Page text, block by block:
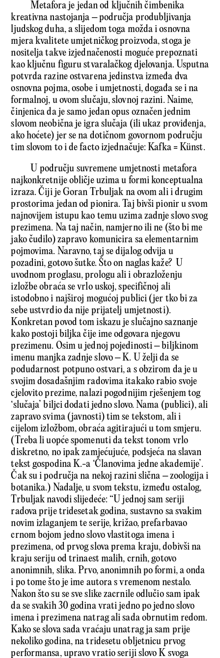
Metafora je jedan od ključnih čimbenika
kreativna nastojanja – područja produbljivanja
ljudskog duha, a slijedom toga možda i osnovna
mjera kvalitete umjetničkog proizvoda, stoga je
nositelja takve izjednačenosti moguće prepoznati
kao ključnu figuru stvaralačkog djelovanja. Usputna
potvrda razine ostvarena jedinstva izmeđa dva
osnovna pojma, osobe i umjetnosti, događa se i na
formalnoj, u ovom slučaju, slovnoj razini. Naime,
činjenica da je samo jedan opus označen jednim
slovom neobična je igra slučaja (ili ukaz proviđenja,
ako hoćete) jer se na dotičnom govornom području
tim slovom to i de facto izjednačuje: Kafka = Künst.
U području suvremene umjetnosti metafora
najkonkretnije obličje uzima u formi konceptualna
izraza. Čiji je Goran Trbuljak na ovom ali i drugim
prostorima jedan od pionira. Taj bivši pionir u svom
najnovijem istupu kao temu uzima zadnje slovo svog
prezimena. Na taj način, namjerno ili ne (što bi me
jako čudilo) zapravo komunicira sa elementarnim
pojmovima. Naravno, taj se dijalog odvija u
pozadini, gotovo šutke. Što on naglas kaže? U
uvodnom proglasu, prologu ali i obrazloženju
izložbe obraća se vrlo uskoj, specifičnoj ali
istodobno i najširoj mogućoj publici (jer tko bi za
sebe ustvrdio da nije prijatelj umjetnosti).
Konkretan povod tom iskazu je slučajno saznanje
kako postoji biljka čije ime odgovara njegovu
prezimenu. Osim u jednoj pojedinosti – biljkinom
imenu manjka zadnje slovo – K. U želji da se
podudarnost potpuno ostvari, a s obzirom da je u
svojim dosadašnjim radovima itakako rabio svoje
cjelovito prezime, nalazi pogodnijim rješenjem tog
‘slučaja’ biljci dodati jedno slovo. Nama (publici), ali
zapravo svima (javnosti) tim se tekstom, ali i
cijelom izložbom, obraća agitirajući u tom smjeru.
(Treba li uopće spomenuti da tekst tonom vrlo
diskretno, no ipak zamjećujuće, podsjeća na slavan
tekst gospodina K.-a ‘Članovima jedne akademije’.
Čak su i područja na nekoj razini slična – zoologija i
botanika.) Nadalje, u svom tekstu, između ostalog,
Trbuljak navodi slijedeće: “U jednoj sam seriji
radova prije tridesetak godina, sustavno sa svakim
novim izlaganjem te serije, križao, prefarbavao
crnom bojom jedno slovo vlastitoga imena i
prezimena, od prvog slova prema kraju, dobivši na
kraju seriju od trinaest malih, crnih, gotovo
anonimnih, slika. Prvo, anonimnih po formi, a onda
i po tome što je ime autora s vremenom nestalo.
Nakon što su se sve slike zacrnile odlučio sam ipak
da se svakih 30 godina vrati jedno po jedno slovo
imena i prezimena natrag ali sada obrnutim redom.
Kako se slova sada vraćaju unatrag ja sam prije
nekoliko godina, na tridesetu obljetnicu prvog
performansa, upravo vratio seriji slovo K svoga